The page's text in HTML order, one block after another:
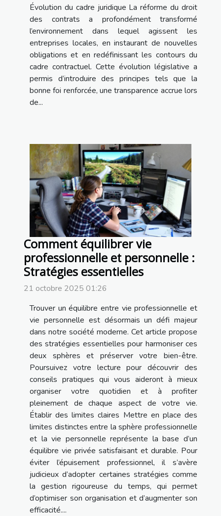
Évolution du cadre juridique La réforme du droit
des contrats a profondément transformé
l’environnement dans lequel agissent les
entreprises locales, en instaurant de nouvelles
obligations et en redéfinissant les contours du
cadre contractuel. Cette évolution législative a
permis d’introduire des principes tels que la
bonne foi renforcée, une transparence accrue lors
de...
Comment équilibrer vie
professionnelle et personnelle :
Stratégies essentielles
21 octobre 2025 01:26
Trouver un équilibre entre vie professionnelle et
vie personnelle est désormais un défi majeur
dans notre société moderne. Cet article propose
des stratégies essentielles pour harmoniser ces
deux sphères et préserver votre bien-être.
Poursuivez votre lecture pour découvrir des
conseils pratiques qui vous aideront à mieux
organiser votre quotidien et à profiter
pleinement de chaque aspect de votre vie.
Établir des limites claires Mettre en place des
limites distinctes entre la sphère professionnelle
et la vie personnelle représente la base d’un
équilibre vie privée satisfaisant et durable. Pour
éviter l’épuisement professionnel, il s’avère
judicieux d’adopter certaines stratégies comme
la gestion rigoureuse du temps, qui permet
d’optimiser son organisation et d’augmenter son
efficacité....